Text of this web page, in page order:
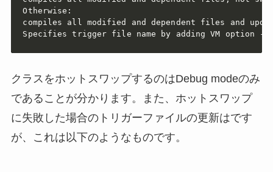
Otherwise:
compiles all modified and dependent files and
Specifies trigger file name by adding VM option
クラスをホットスワップするのはDebug modeのみ
であることが分かります。また、ホットスワップ
に失敗した場合のトリガーファイルの更新はです
が、これは以下のようなものです。